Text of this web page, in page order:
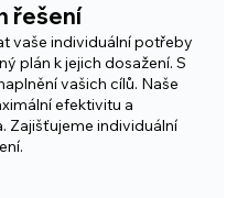
řešení
vaše individuální potřeby
plán k jejich dosažení. S
vašich cílů. Naše
efektivitu a
Zajišťujeme individuální